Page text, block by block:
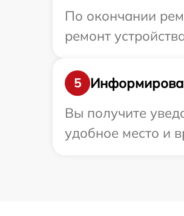
По окончании
ремонт
5
Вы получите
удобное место и